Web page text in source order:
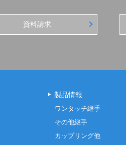
資料請求
製品情報
ワンタッチ継手
その他継手
カップリング他